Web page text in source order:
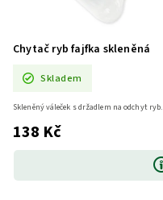
Chytač ryb fajfka skleněná
Skladem
138 Kč
Skleněný váleček s držadlem na odchyt ryb.